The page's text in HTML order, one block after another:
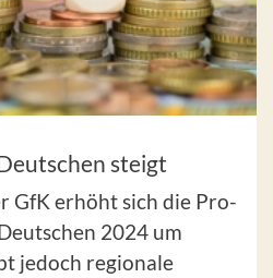
steigt
GfK erhöht sich die Pro-
2024 um
jedoch regionale